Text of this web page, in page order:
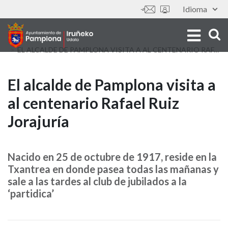
au
contenu
principal
Idioma
Outils
El
alcalde
de
Pamplona
visita
a
El alcalde de Pamplona visita a
al centenario Rafael Ruiz
Jorajuría
Nacido en 25 de octubre de 1917, reside en la
Txantrea en donde pasea todas las mañanas y
sale a las tardes al club de jubilados a la
‘partidica’